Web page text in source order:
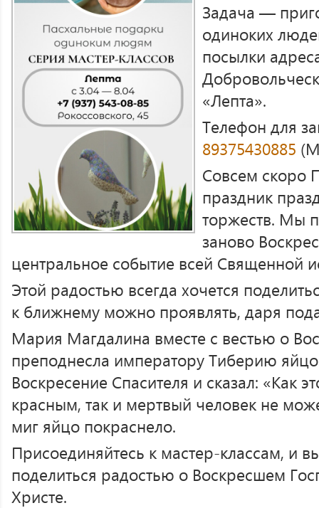
Задача —
одиноких
посылки
«Лепта».
Телефон для
89375430885
Совсем скоро
праздник
торжеств. Мы
заново
центральное событие всей Священной
Этой радостью всегда хочется
к ближнему можно проявлять, даря
Мария Магдалина вместе с вестью о
преподнесла императору Тиберию
Воскресение Спасителя и сказал: «Как
красным, так и мертвый человек не
миг яйцо покраснело.
Присоединяйтесь к мастер-классам, и
поделиться радостью о Воскресшем
Христе.